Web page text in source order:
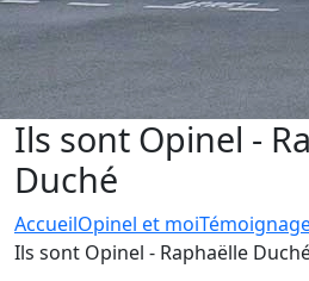
Ils sont Opinel -
Duché
AccueilOpinel et moi
Ils sont Opinel - Raphaëlle